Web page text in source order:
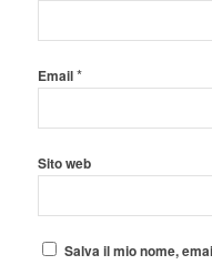
Email*
Sito web
Salva il mio nome,